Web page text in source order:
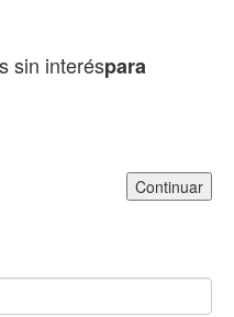
sin interéspara
Continuar